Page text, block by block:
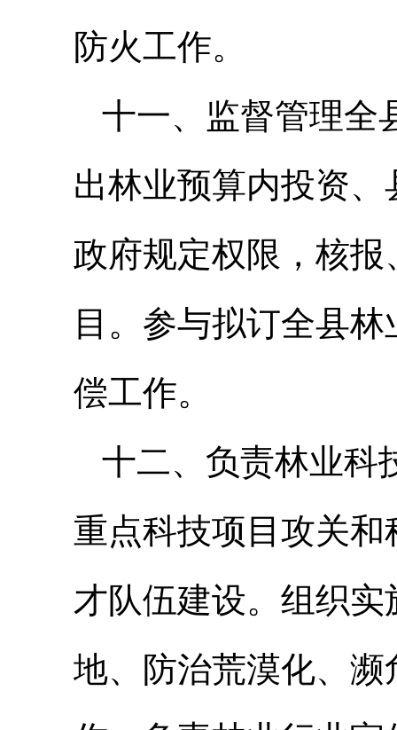
防火工作。
十一、监督管理全
出林业预算内投资
政府规定权限，核
目。参与拟订全县
偿工作。
十二、负责林业科
重点科技项目攻关
才队伍建设。组织
地、防治荒漠化、